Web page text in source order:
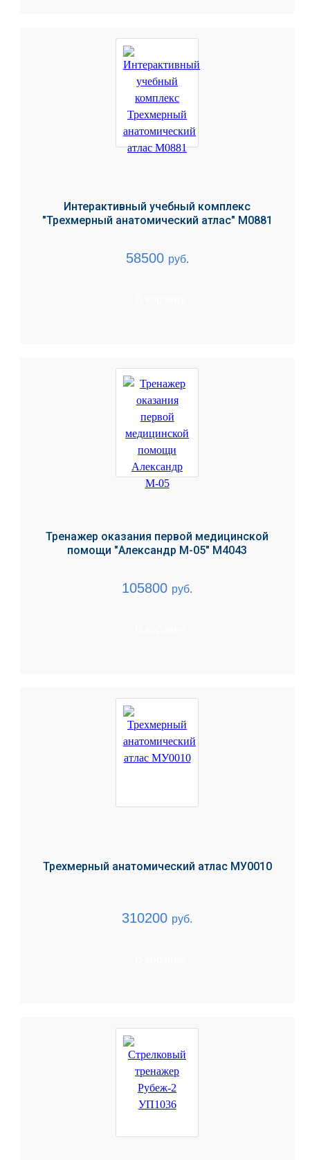
Интерактивный учебный комплекс
"Трехмерный анатомический атлас" М0881
58500 руб.
Тренажер оказания первой медицинской
помощи "Александр М-05" М4043
105800 руб.
Трехмерный анатомический атлас МУ0010
310200 руб.